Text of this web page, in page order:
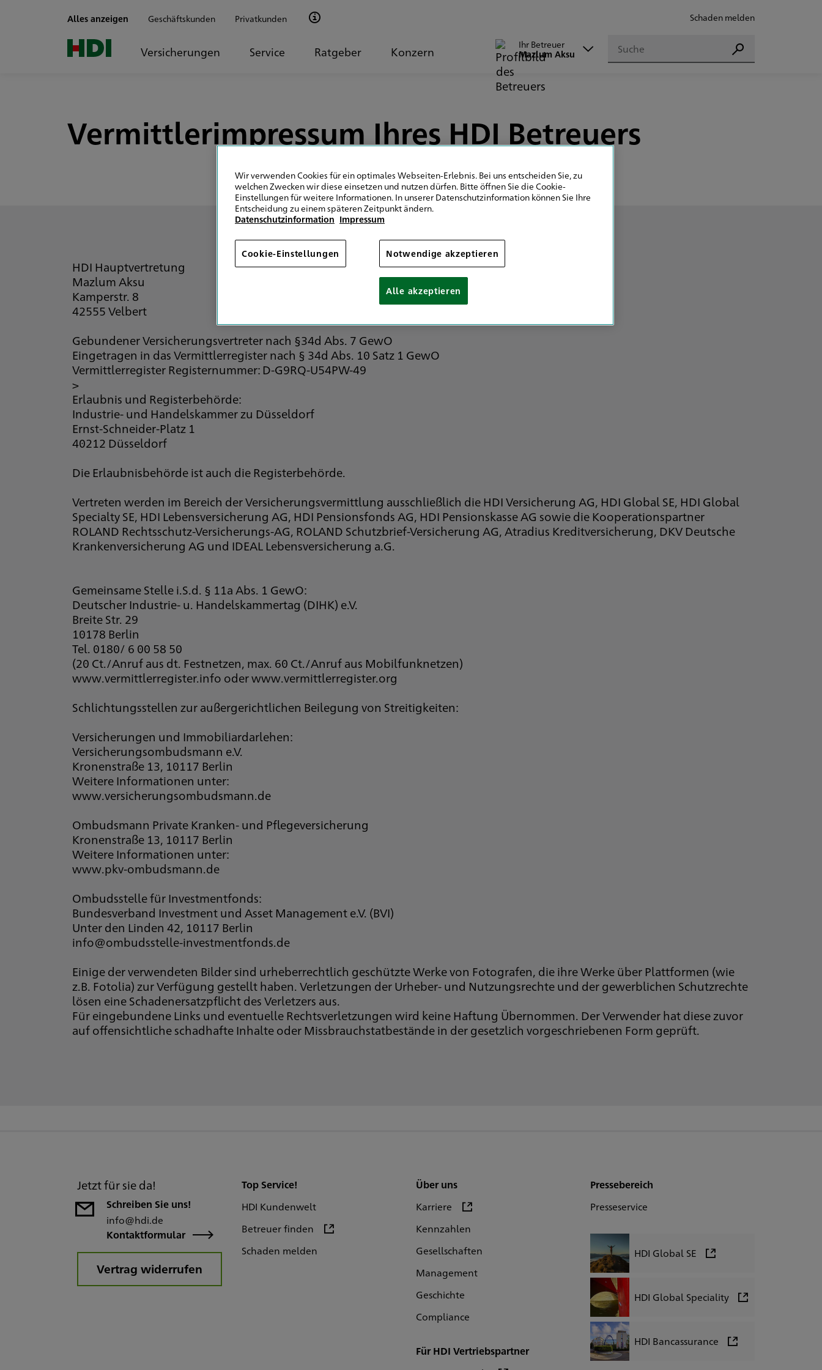
Alles anzeigen Geschäftskunden Privatkunden Schaden melden
Versicherungen Service Ratgeber Konzern
Ihr Betreuer
Mazlum Aksu
Suchen
Suchen
Vermittlerimpressum Ihres HDI Betreuers
HDI Hauptvertretung
Mazlum Aksu
Kamperstr. 8
42555 Velbert
Gebundener Versicherungsvertreter nach §34d Abs. 7 GewO
Eingetragen in das Vermittlerregister nach § 34d Abs. 10 Satz 1 GewO
Vermittlerregister Registernummer: D-G9RQ-U54PW-49
>
Erlaubnis und Registerbehörde:
Industrie- und Handelskammer zu Düsseldorf
Ernst-Schneider-Platz 1
40212 Düsseldorf
Die Erlaubnisbehörde ist auch die Registerbehörde.
Vertreten werden im Bereich der Versicherungsvermittlung ausschließlich die HDI Versicherung AG, HDI Global SE, HDI Global
Specialty SE, HDI Lebensversicherung AG, HDI Pensionsfonds AG, HDI Pensionskasse AG sowie die Kooperationspartner
ROLAND Rechtsschutz-Versicherungs-AG, ROLAND Schutzbrief-Versicherung AG, Atradius Kreditversicherung, DKV Deutsche
Krankenversicherung AG und IDEAL Lebensversicherung a.G.
Gemeinsame Stelle i.S.d. § 11a Abs. 1 GewO:
Deutscher Industrie- u. Handelskammertag (DIHK) e.V.
Breite Str. 29
10178 Berlin
Tel. 0180/ 6 00 58 50
(20 Ct./Anruf aus dt. Festnetzen, max. 60 Ct./Anruf aus Mobilfunknetzen)
www.vermittlerregister.info oder www.vermittlerregister.org
Schlichtungsstellen zur außergerichtlichen Beilegung von Streitigkeiten:
Versicherungen und Immobiliardarlehen:
Versicherungsombudsmann e.V.
Kronenstraße 13, 10117 Berlin
Weitere Informationen unter:
www.versicherungsombudsmann.de
Ombudsmann Private Kranken- und Pflegeversicherung
Kronenstraße 13, 10117 Berlin
Weitere Informationen unter:
www.pkv-ombudsmann.de
Ombudsstelle für Investmentfonds:
Bundesverband Investment und Asset Management e.V. (BVI)
Unter den Linden 42, 10117 Berlin
info@ombudsstelle-investmentfonds.de
Einige der verwendeten Bilder sind urheberrechtlich geschützte Werke von Fotografen, die ihre Werke über Plattformen (wie
z.B. Fotolia) zur Verfügung gestellt haben. Verletzungen der Urheber- und Nutzungsrechte und der gewerblichen Schutzrechte
lösen eine Schadenersatzpflicht des Verletzers aus.
Für eingebundene Links und eventuelle Rechtsverletzungen wird keine Haftung Übernommen. Der Verwender hat diese zuvor
auf offensichtliche schadhafte Inhalte oder Missbrauchstatbestände in der gesetzlich vorgeschriebenen Form geprüft.
Jetzt für sie da!
Schreiben Sie uns!
info@hdi.de
Kontaktformular
Vertrag widerrufen
Top Service!
HDI Kundenwelt
Betreuer finden
Schaden melden
Über uns
Karriere
Kennzahlen
Gesellschaften
Management
Geschichte
Compliance
Für HDI Vertriebspartner
Pressebereich
Presseservice
HDI Global SE
HDI Global Speciality
HDI Bancassurance
Wir verwenden Cookies für ein optimales Webseiten-Erlebnis. Bei uns entscheiden Sie, zu
welchen Zwecken wir diese einsetzen und nutzen dürfen. Bitte öffnen Sie die Cookie-
Einstellungen für weitere Informationen. In unserer Datenschutzinformation können Sie Ihre
Entscheidung zu einem späteren Zeitpunkt ändern.
Datenschutzinformation Impressum
Cookie-Einstellungen Notwendige akzeptieren
Alle akzeptieren